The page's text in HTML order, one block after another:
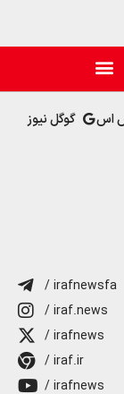
اس گوگل نیوز
/ irafnewsfa
/ iraf.news
/ irafnews
/ iraf.ir
/ irafnews